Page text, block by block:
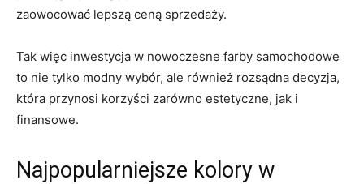
zaowocować lepszą ceną sprzedaży.
Tak więc inwestycja w nowoczesne farby samochodowe
to nie tylko modny wybór, ale również rozsądna decyzja,
która przynosi korzyści zarówno estetyczne, jak i
finansowe.
Najpopularniejsze kolory w